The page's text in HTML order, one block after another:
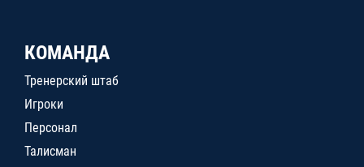
КОМАНДА
Тренерский штаб
Игроки
Персонал
Талисман